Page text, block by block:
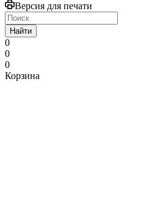
Версия для печати
Найти
0
0
0
Корзина